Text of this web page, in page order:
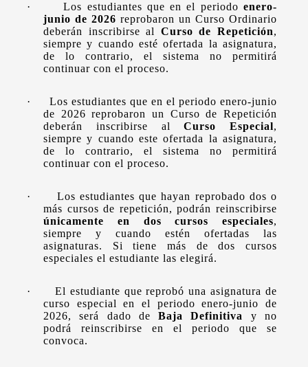
· Los estudiantes que en el periodoenero-
junio de 2026 reprobaron un Curso Ordinario
deberán inscribirse al Curso de Repetición,
siempre y cuando esté ofertada la asignatura,
de lo contrario, el sistema no permitirá
continuar con el proceso.
·
Los estudiantes que en el periodo enero-junio
de 2026 reprobaron un Curso de Repetición
deberán inscribirse alCurso Especial,
siempre y cuando este ofertada la asignatura,
de lo contrario, el sistema no permitirá
continuar con el proceso.
·
Los estudiantes que hayan reprobado dos o
más cursos de repetición, podrán reinscribirse
únicamente en dos cursos especiales,
siempre y cuando estén ofertadas las
asignaturas. Si tiene más de dos cursos
especiales el estudiante las elegirá.
·
El estudiante que reprobó una asignatura de
curso especial en el periodo enero-junio de
2026, será dado deBaja Definitiva
y no
podrá reinscribirse en el periodo que se
convoca.